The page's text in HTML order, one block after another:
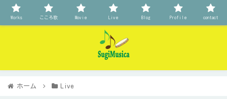
ホーム Live
Works こころ歌 Movie Live Blog Profile contact